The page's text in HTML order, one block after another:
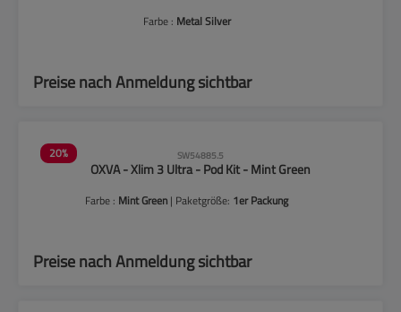
Farbe : Metal Silver
Preise nach Anmeldung sichtbar
20% SW54885.5
OXVA - Xlim 3 Ultra - Pod Kit - Mint Green
Farbe : Mint Green | Paketgröße: 1er Packung
Preise nach Anmeldung sichtbar